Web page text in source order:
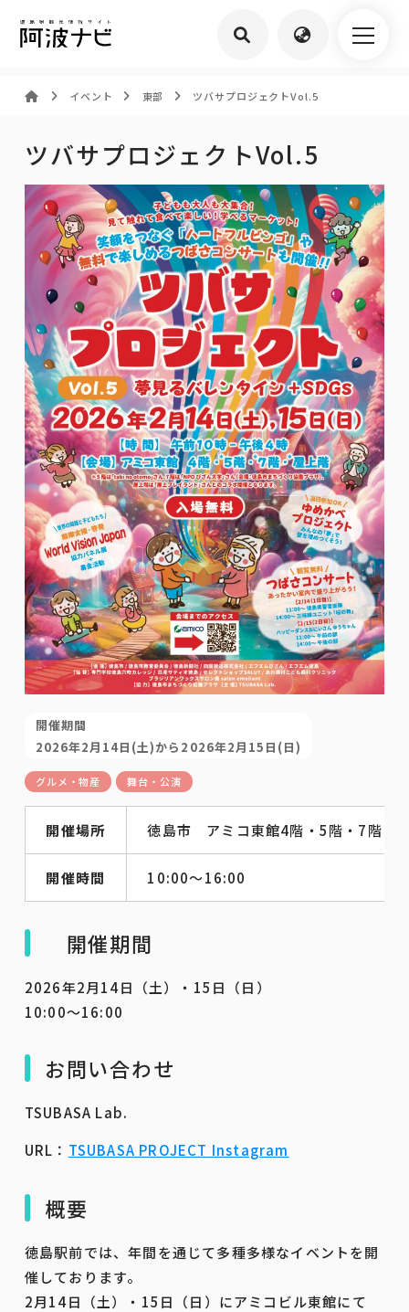
イベント 東部 ツバサプロジェクトVol.5
ツバサプロジェクトVol.5
開催期間
2026年2月14日(土)から2026年2月15日(日)
グルメ・物産 舞台・公演
開催場所 徳島市 アミコ東館4階・5階・7階・
開催時間 10:00～16:00
開催期間
2026年2月14日（土）・15日（日）
10:00～16:00
お問い合わせ
TSUBASA Lab.
URL： TSUBASA PROJECT Instagram
概要
徳島駅前では、年間を通じて多種多様なイベントを開
催しております。
2月14日（土）・15日（日）にアミコビル東館にて